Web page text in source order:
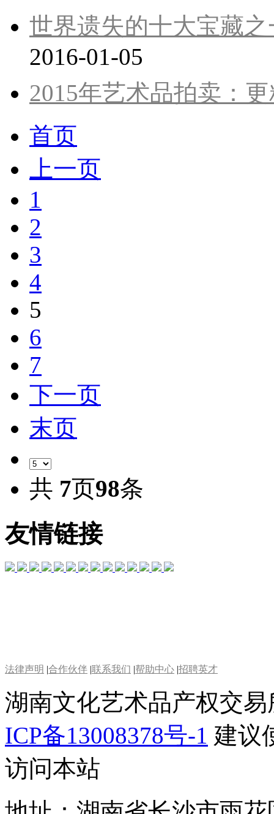
世界遗失的十大宝藏
2016-01-05
2015年艺术品拍卖：
首页
上一页
1
2
3
4
5
6
7
下一页
末页
共 7页98条
友情链接
法律声明 |合作伙伴 |联系我们 |帮助中心 |招聘英才
湖南文化艺术品产权交
ICP备13008378号-1 建议
访问本站